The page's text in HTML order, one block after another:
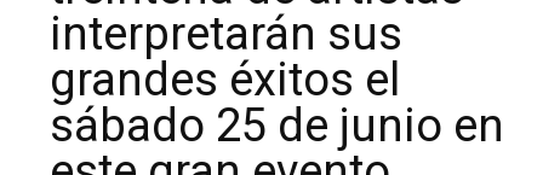
interpretarán sus
grandes éxitos el
sábado 25 de junio en